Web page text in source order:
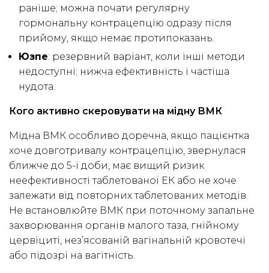
раніше; можна почати регулярну
гормональну контрацепцію одразу після
прийому, якщо немає протипоказань.
Юзпе: резервний варіант, коли інші методи
недоступні; нижча ефективність і частіша
нудота.
Кого активно скеровувати на мідну ВМК
Мідна ВМК особливо доречна, якщо пацієнтка
хоче довготривалу контрацепцію, звернулася
ближче до 5-ї доби, має вищий ризик
неефективності таблетованої ЕК або не хоче
залежати від повторних таблетованих методів.
Не встановлюйте ВМК при поточному запальне
захворювання органів малого таза, гнійному
цервіциті, нез’ясованій вагінальній кровотечі
або підозрі на вагітність.